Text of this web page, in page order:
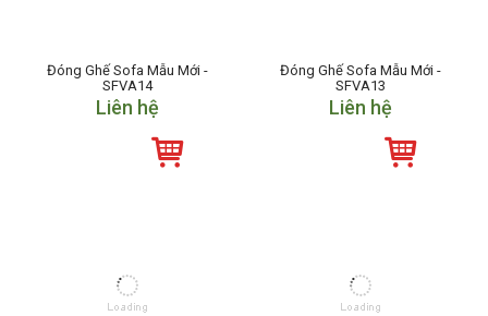
Đóng Ghế Sofa Mẫu Mới -
SFVA14
Liên hệ
Đóng Ghế Sofa Mẫu Mới -
SFVA13
Liên hệ